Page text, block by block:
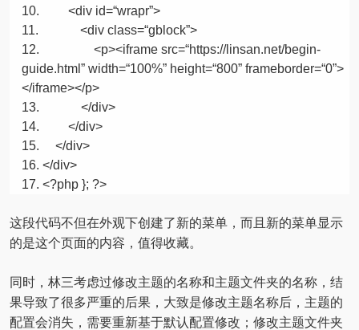
<div id=“wrapr”>
<div class=“gblock”>
<p><iframe src=“https://linsan.net/begin-
guide.html”width=“100%”height=“800”frameborder=“0”>
</iframe></p>
</div>
</div>
</div>
</div>
<?php }; ?>
这段代码不但在外观下创建了新的菜单，而且新的菜单显示
的是这个页面的内容，值得收藏。
同时，林三考虑过修改主题的名称和主题文件夹的名称，结
果导致了很多严重的后果，大致是修改主题名称后，主题的
配置会消失，需要重新基于默认配置修改；修改主题文件夹